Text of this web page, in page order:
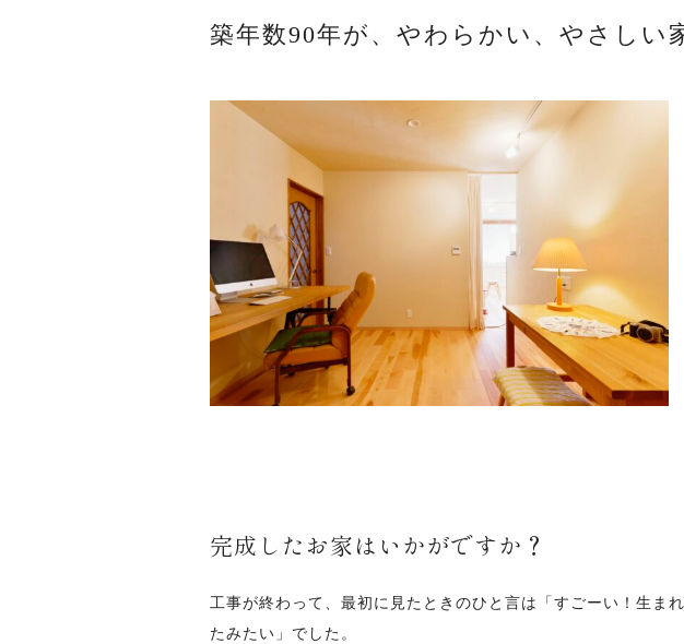
築年数90年が、やわらかい、やさし
完成したお家はいかがですか？
工事が終わって、最初に見たときのひと言は「すごーい！生ま
たみたい」でした。